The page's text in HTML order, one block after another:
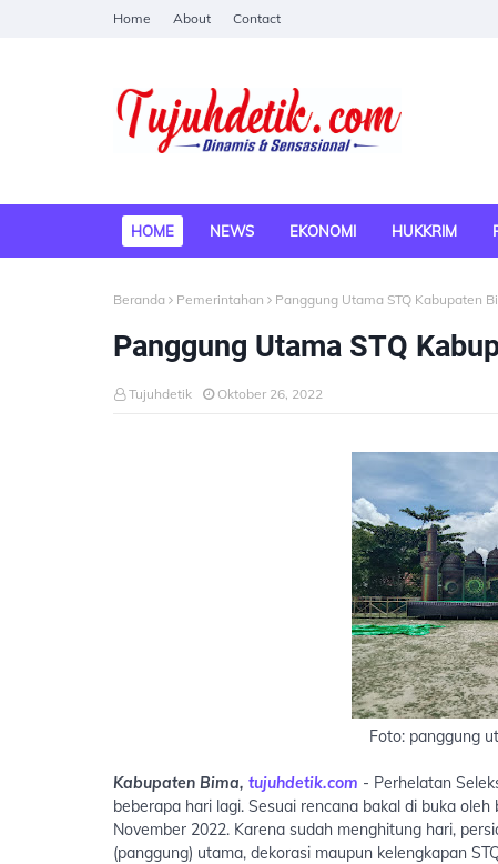
Home About Contact
HOME NEWS EKONOMI HUKKRIM
Beranda Pemerintahan Panggung Utama STQ Kabupaten
Panggung Utama STQ
Tujuhdetik Oktober 26, 2022
Foto: panggung
Kabupaten Bima, tujuhdetik.com - Perhelatan
beberapa hari lagi. Sesuai rencana bakal di buka
November 2022. Karena sudah menghitung hari,
(panggung) utama, dekorasi maupun kelengkapan